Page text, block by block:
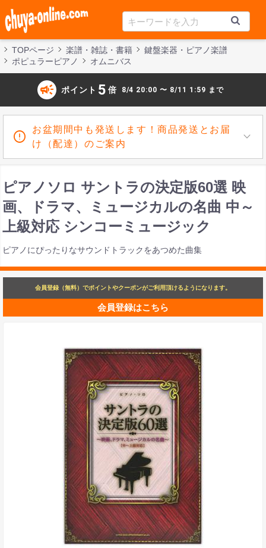
TOPページ 楽譜・雑誌・書籍
鍵盤楽器・ピアノ楽譜
ポピュラーピアノ
オムニバス
campaign ポイント 5 倍 8/4 20:00 〜 8/11 1:59 まで
お盆期間中も発送します！商品発送とお届
け（配達）のご案内
ピアノソロ サントラの決定版60選 映
画、ドラマ、ミュージカルの名曲 中～
上級対応 シンコーミュージック
ピアノにぴったりなサウンドトラックをあつめた曲集
会員登録（無料）でポイントやクーポンがご利用頂けるようになります。
会員登録はこちら